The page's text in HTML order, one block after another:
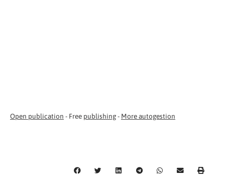
Open publication - Free publishing- More autogestion